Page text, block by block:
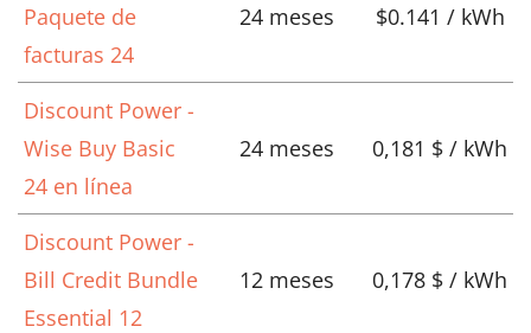
Paquete de
facturas 24
24 meses $0.141 / kWh
Discount Power -
Wise Buy Basic
24 en línea
24 meses 0,181 $ / kWh
Discount Power -
Bill Credit Bundle
Essential 12
12 meses 0,178 $ / kWh